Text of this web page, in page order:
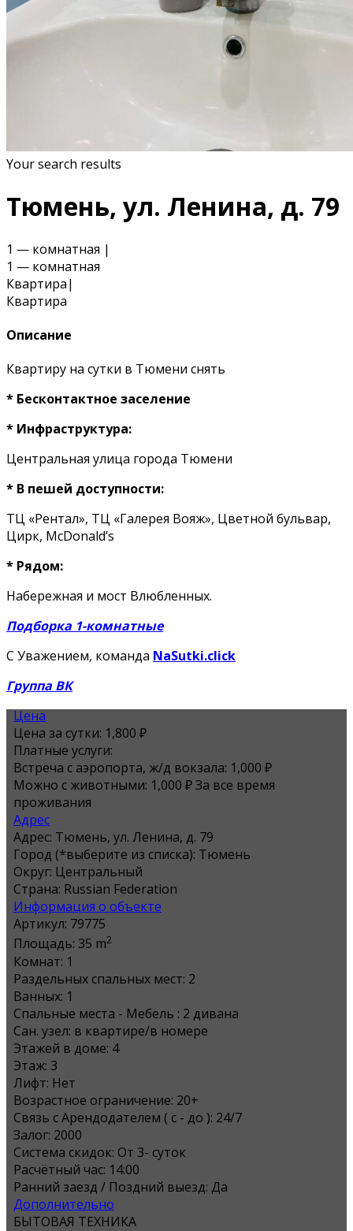
Your search results
Тюмень, ул. Ленина, д. 79
1 — комнатная |
1 — комнатная
Квартира|
Квартира
Описание
Квартиру на сутки в Тюмени снять
* Бесконтактное заселение
* Инфраструктура:
Центральная улица города Тюмени
* В пешей доступности:
ТЦ «Рентал», ТЦ «Галерея Вояж», Цветной бульвар,
Цирк, McDonald’s
* Рядом:
Набережная и мост Влюбленных.
Подборка 1-комнатные
С Уважением, команда NaSutki.click
Группа ВК
Цена
Цена за сутки: 1,800 ₽
Платные услуги:
Встреча с аэропорта, ж/д вокзала: 1,000 ₽
Можно с животными: 1,000 ₽ За все время
проживания
Адрес
Адрес: Тюмень, ул. Ленина, д. 79
Город (*выберите из списка): Тюмень
Округ: Центральный
Страна: Russian Federation
Информация о объекте
Артикул: 79775
Площадь: 35 m2
Комнат: 1
Раздельных спальных мест: 2
Ванных: 1
Спальные места - Мебель : 2 дивана
Сан. узел: в квартире/в номере
Этажей в доме: 4
Этаж: 3
Лифт: Нет
Возрастное ограничение: 20+
Связь с Арендодателем ( с - до ): 24/7
Залог: 2000
Система скидок: От 3- суток
Расчётный час: 14:00
Ранний заезд / Поздний выезд: Да
Дополнительно
БЫТОВАЯ ТЕХНИКА